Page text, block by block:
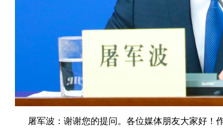
屠军波：谢谢您的提问。各位媒体朋友大家好！